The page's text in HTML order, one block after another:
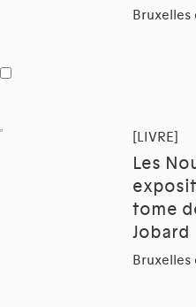
Bruxelles
[LIVRE]
Les
tome
Jobard
Bruxelles